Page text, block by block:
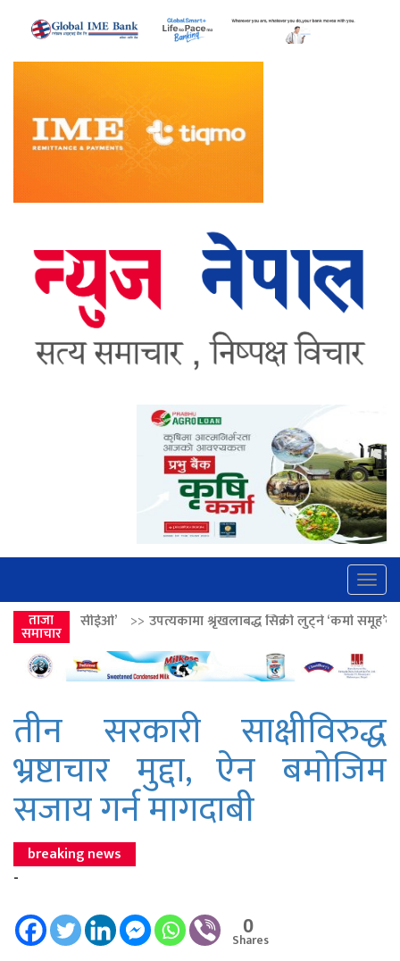
ताजा
समाचार
उपत्यकामा श्रृंखलाबद्ध सिक्री लुट्ने ‘कर्मा समूह’का नाइकेसहित पाँच
तीन सरकारी साक्षीविरुद्ध
भ्रष्टाचार मुद्दा, ऐन बमोजिम
सजाय गर्न मागदाबी
breaking news
-
0
Shares